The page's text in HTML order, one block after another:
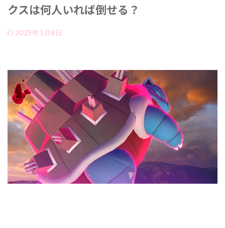
クスは何人いれば倒せる？
2025年3月8日